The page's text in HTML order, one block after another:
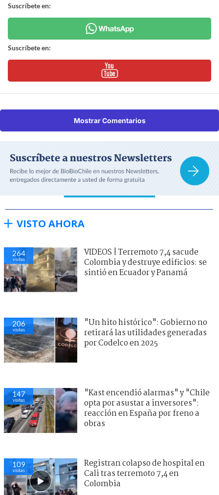
Suscríbete en:
Suscríbete en:
Mostrar Comentarios
VISTO AHORA
264
visitas
VIDEOS | Terremoto 7,4 sacude
Colombia y destruye edificios: se
sintió en Ecuador y Panamá
206
visitas
"Un hito histórico": Gobierno no
retirará las utilidades generadas
por Codelco en 2025
147
visitas
"Kast encendió alarmas" y "Chile
opta por asustar a inversores":
reacción en España por freno a
obras
109
visitas
Registran colapso de hospital en
Cali tras terremoto 7,4 en
Colombia